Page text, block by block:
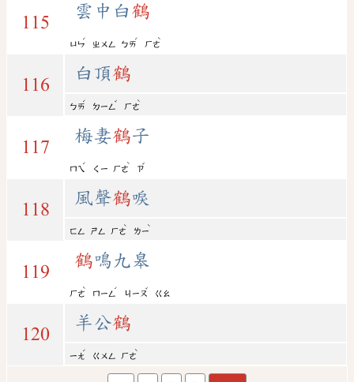
115
雲中白鶴
ㄩㄣ
ˊ
ㄓㄨㄥ ㄅㄞ
ˊ
ㄏㄜ
ˋ
116
白頂鶴
ㄅㄞ
ˊ
ㄉㄧㄥ
ˇ
ㄏㄜ
ˋ
117
梅妻鶴子
ㄇㄟ
ˊ
ㄑㄧ ㄏㄜ
ˋ
ㄗ
ˇ
118
風聲鶴唳
ㄈㄥ ㄕㄥ ㄏㄜ
ˋ
ㄌㄧ
ˋ
119
鶴鳴九皋
ㄏㄜ
ˋ
ㄇㄧㄥ
ˊ
ㄐㄧㄡ
ˇ
ㄍㄠ
120
羊公鶴
ㄧㄤ
ˊ
ㄍㄨㄥ ㄏㄜ
ˋ